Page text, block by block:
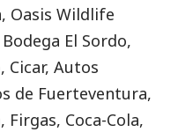
Oasis Wildlife
El Sordo,
Cicar, Autos
de Fuerteventura,
Coca-Cola,